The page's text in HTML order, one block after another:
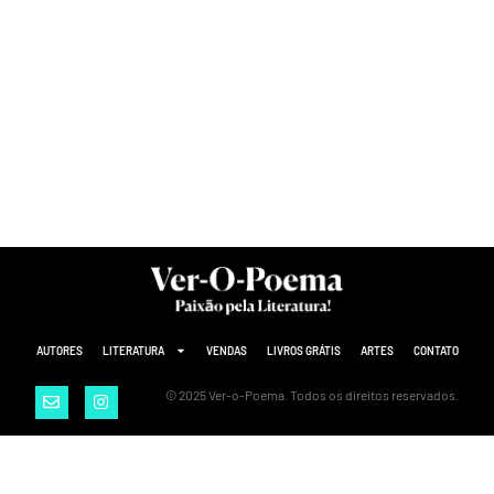
AUTORES LITERATURA VENDAS LIVROS GRÁTIS ARTES CONTATO
© 2025 Ver-o-Poema. Todos os direitos reservados.